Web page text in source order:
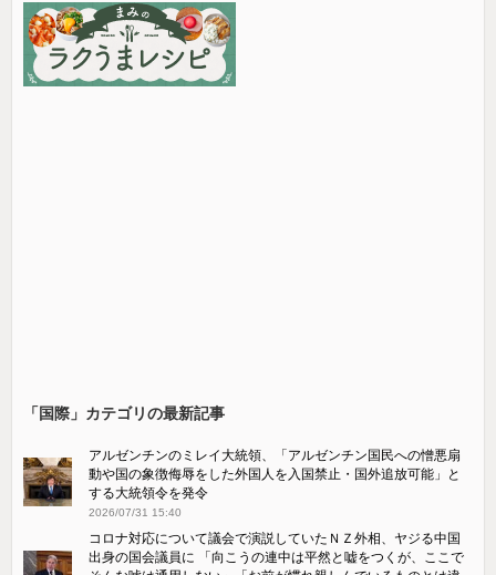
「国際」カテゴリの最新記事
アルゼンチンのミレイ大統領、「アルゼンチン国民への憎悪扇
動や国の象徴侮辱をした外国人を入国禁止・国外追放可能」と
する大統領令を発令
2026/07/31 15:40
コロナ対応について議会で演説していたＮＺ外相、ヤジる中国
出身の国会議員に 「向こうの連中は平然と嘘をつくが、ここで